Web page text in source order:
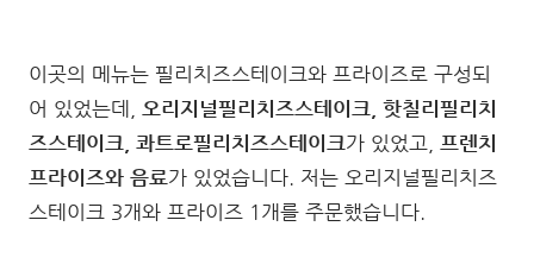
이곳의 메뉴는 필리치즈스테이크와 프라이즈로 구성되
어 있었는데, 오리지널필리치즈스테이크, 핫칠리필리치
즈스테이크, 콰트로필리치즈스테이크가 있었고, 프렌치
프라이즈와 음료가 있었습니다. 저는 오리지널필리치즈
스테이크 3개와 프라이즈 1개를 주문했습니다.